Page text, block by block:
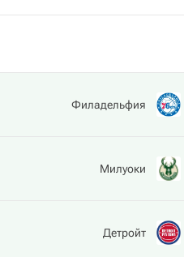
Филадельфия
Милуоки
Детройт